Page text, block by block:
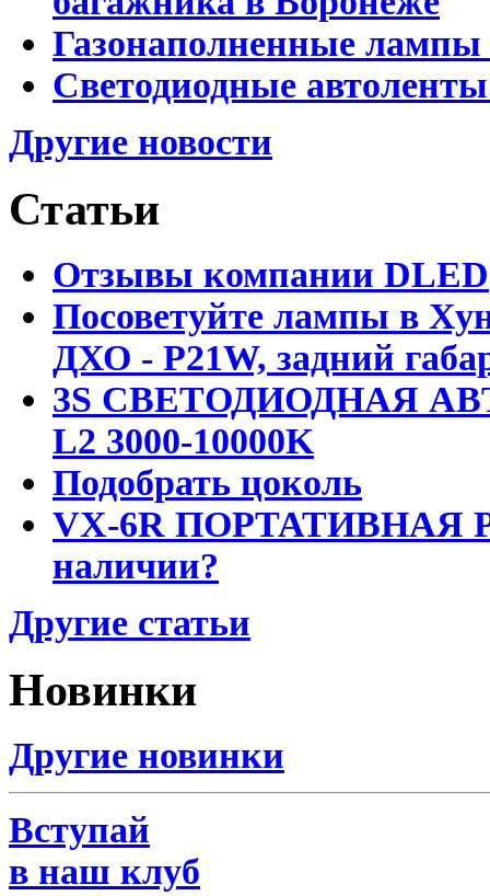
Газонаполненные
Светодиодные
Другие новости
Статьи
Отзывы компании DLED
Посоветуйте лампы в
ДХО - P21W, задний
3S СВЕТОДИОДНАЯ
L2 3000-10000K
Подобрать цоколь
VX-6R ПОРТАТИВНАЯ
наличии?
Другие статьи
Новинки
Другие новинки
Вступай
в наш клуб